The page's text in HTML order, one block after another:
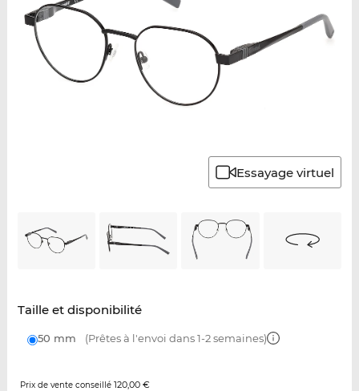
Essayage virtuel
Taille et disponibilité
50 mm (Prêtes à l'envoi dans 1-2 semaines)
Prix de vente conseillé 120,00 €